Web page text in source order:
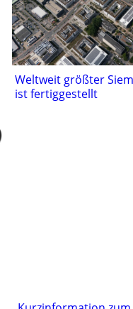
Weltweit größter
ist fertiggestellt